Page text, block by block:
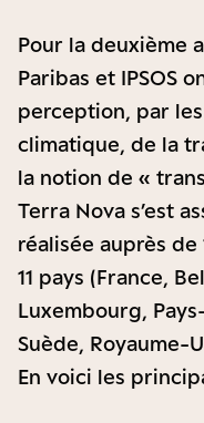
Pour la deuxième
Paribas et IPSOS
perception, par
climatique, de la
la notion de «
Terra Nova s’est
réalisée auprès
11 pays (France,
Luxembourg,
Suède, Royaume-
En voici les